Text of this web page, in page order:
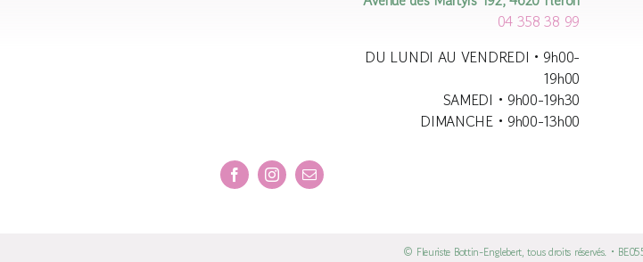
04 358 38 99
DU LUNDI AU VENDREDI • 9h00-
19h00
SAMEDI • 9h00-19h30
DIMANCHE • 9h00-13h00
© Fleuriste Bottin-Englebert, tous droits réservés. •